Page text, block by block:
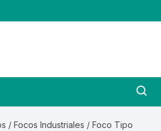
/Focos Industriales / Foco Tipo